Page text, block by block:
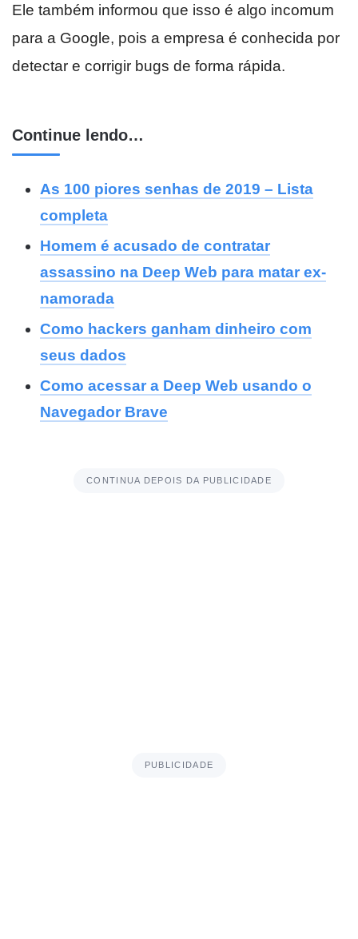
Ele também informou que isso é algo incomum
para a Google, pois a empresa é conhecida por
detectar e corrigir bugs de forma rápida.
Continue lendo…
As 100 piores senhas de 2019 – Lista
completa
Homem é acusado de contratar
assassino na Deep Web para matar ex-
namorada
Como hackers ganham dinheiro com
seus dados
Como acessar a Deep Web usando o
Navegador Brave
CONTINUA DEPOIS DA PUBLICIDADE
PUBLICIDADE